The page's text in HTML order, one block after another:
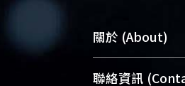
關於 (About)
臺大位居世界頂
聯絡資訊